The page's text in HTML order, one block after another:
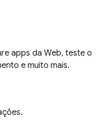
apps da Web, teste o
e muito mais.